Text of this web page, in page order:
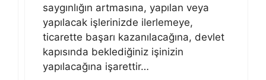
saygınlığın artmasına, yapılan veya
yapılacak işlerinizde ilerlemeye,
ticarette başarı kazanılacağına, devlet
kapısında beklediğiniz işinizin
yapılacağına işarettir…